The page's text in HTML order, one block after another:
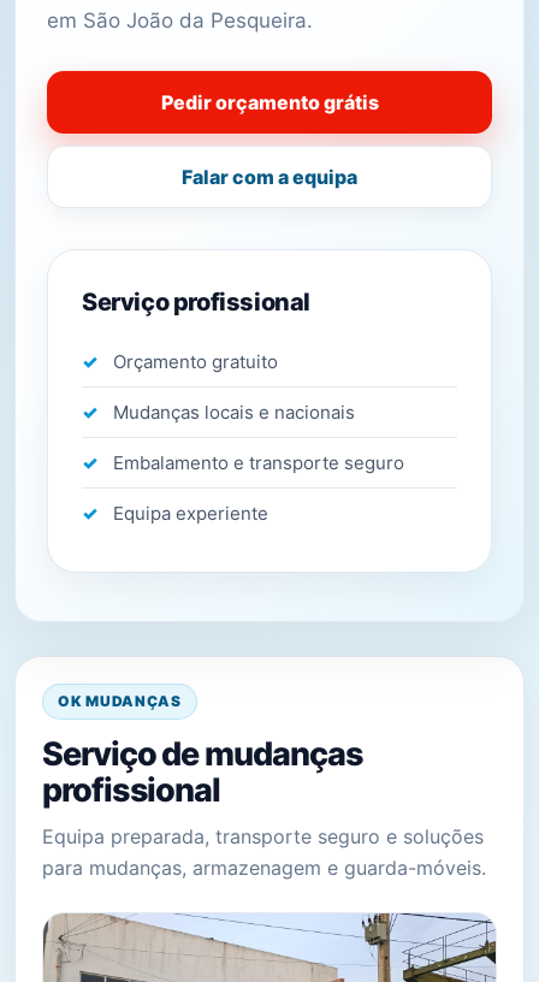
em São João da Pesqueira.
Pedir orçamento grátis
Falar com a equipa
Serviço profissional
Orçamento gratuito
Mudanças locais e nacionais
Embalamento e transporte seguro
Equipa experiente
OK MUDANÇAS
Serviço de mudanças
profissional
Equipa preparada, transporte seguro e soluções
para mudanças, armazenagem e guarda-móveis.